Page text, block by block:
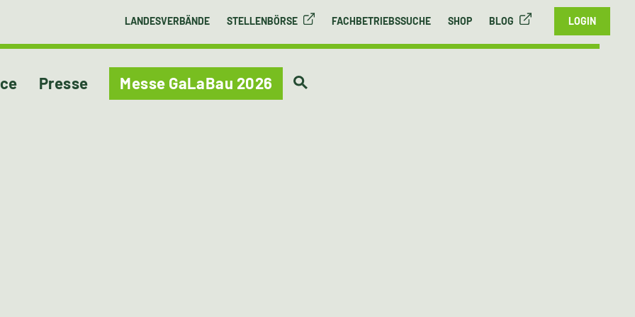
LANDESVERBÄNDE STELLENBÖRSE FACHBETRIEBSSUCHE SHOP BLOG LOGIN
Presse Messe GaLaBau 2026